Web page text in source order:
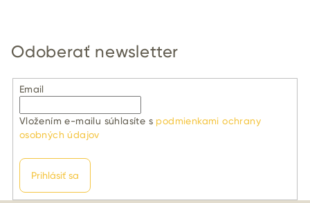
Odoberať newsletter
Email
Vložením e-mailu súhlasíte s podmienkami ochrany
osobných údajov
Prihlásiť sa